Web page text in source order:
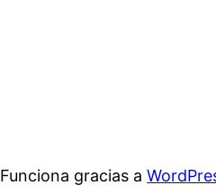
Funciona gracias a